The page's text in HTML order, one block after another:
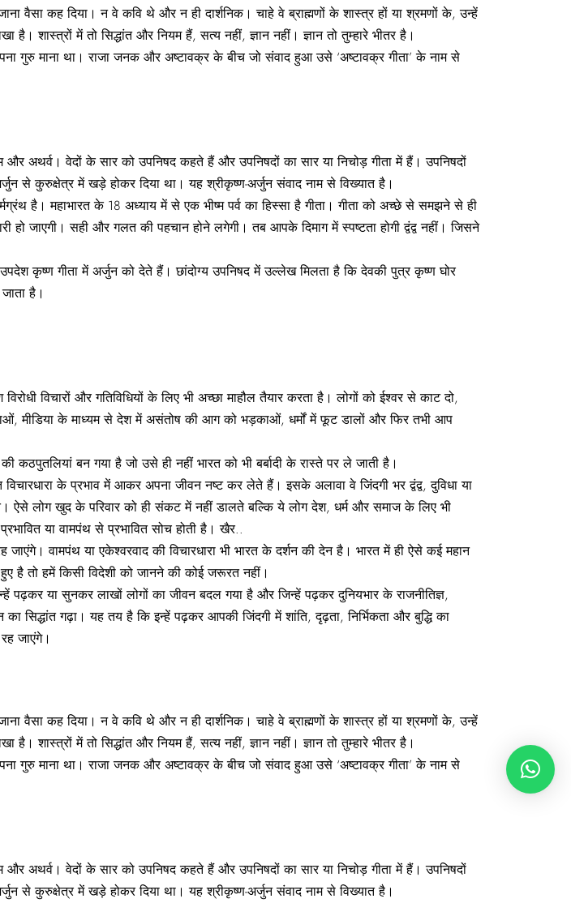
वैसा कह दिया। न वे कवि थे और न ही दार्शनिक। चाहे वे ब्राह्मणों के शास्त्र हों या श्रमणों के, उन्हें
शास्त्रों में तो सिद्धांत और नियम हैं, सत्य नहीं, ज्ञान नहीं। ज्ञान तो तुम्हारे भीतर है।
गुरु माना था। राजा जनक और अष्टावक्र के बीच जो संवाद हुआ उसे ‘अष्टावक्र गीता’ के नाम से
अथर्व। वेदों के सार को उपनिषद कहते हैं और उपनिषदों का सार या निचोड़ गीता में हैं। उपनिषदों
से कुरुक्षेत्र में खड़े होकर दिया था। यह श्रीकृष्‍ण-अर्जुन संवाद नाम से विख्‍यात है।
है। महाभारत के 18 अध्याय में से एक भीष्म पर्व का हिस्सा है गीता। गीता को अच्‍छे से समझने से ही
जाएगी। सही और गलत की पहचान होने लगेगी। तब आपके दिमाग में स्पष्टता होगी द्वंद्व नहीं। जिसने
कृष्ण गीता में अर्जुन को देते हैं। छांदोग्य उपनिषद में उल्लेख मिलता है कि देवकी पुत्र कृष्‍ण घोर
है।
विचारों और गतिविधियों के लिए भी अच्छा माहौल तैयार करता है। लोगों को ईश्वर से काट दो,
मीडिया के माध्यम से देश में असंतोष की आग को भड़काओं, धर्मों में फूट डालों और फिर तभी आप
बन गया है जो उसे ही नहीं भारत को भी बर्बादी के रास्ते पर ले जाती है।
के प्रभाव में आकर अपना जीवन नष्ट कर लेते हैं। इसके अलावा वे जिंदगी भर द्वंद्व, दुविधा या
ऐसे लोग खुद के परिवार को ही संकट में नहीं डालते बल्कि ये लोग देश, धर्म और समाज के लिए भी
या वामपंथ से प्रभावित सोच होती है। खैर..
वामपंथ या एकेश्‍वरवाद की विचारधारा भी भारत के दर्शन की देन है। भारत में ही ऐसे कई महान
है तो हमें किसी विदेशी को जानने की कोई जरूरत नहीं।
पढ़कर या सुनकर लाखों लोगों का जीवन बदल गया है और जिन्हें पढ़कर दुनियभार के राजनीतिज्ञ,
सिद्धांत गढ़ा। यह तय है कि इन्हें पढ़कर आपकी जिंदगी में शांति, दृढ़ता, निर्भिकता और बुद्धि का
जाएंगे।
वैसा कह दिया। न वे कवि थे और न ही दार्शनिक। चाहे वे ब्राह्मणों के शास्त्र हों या श्रमणों के, उन्हें
शास्त्रों में तो सिद्धांत और नियम हैं, सत्य नहीं, ज्ञान नहीं। ज्ञान तो तुम्हारे भीतर है।
गुरु माना था। राजा जनक और अष्टावक्र के बीच जो संवाद हुआ उसे ‘अष्टावक्र गीता’ के नाम से
अथर्व। वेदों के सार को उपनिषद कहते हैं और उपनिषदों का सार या निचोड़ गीता में हैं। उपनिषदों
से कुरुक्षेत्र में खड़े होकर दिया था। यह श्रीकृष्‍ण-अर्जुन संवाद नाम से विख्‍यात है।